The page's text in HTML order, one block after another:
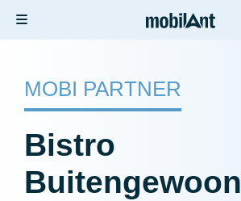
MOBI PARTNER
Bistro
Buitengewoon